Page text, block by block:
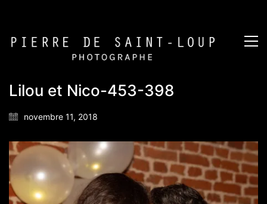
Lilou et Nico-453-398
novembre 11, 2018